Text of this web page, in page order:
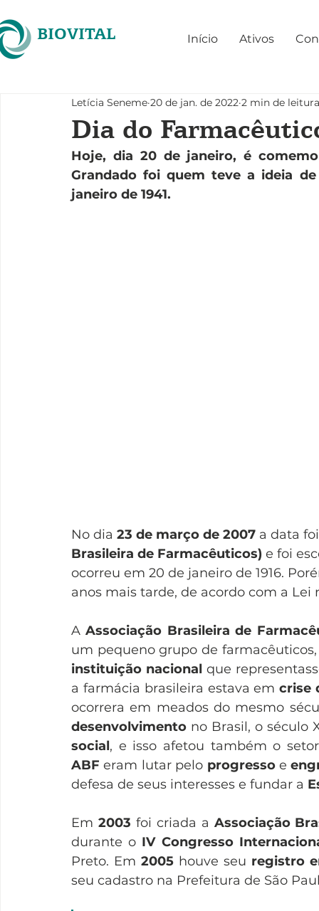
BIOVITAL Início Ativos
Dia do
Letícia Seneme 20 de jan. de 2022 2 min de leitura
Hoje, dia 20 de janeiro, é
Grandado foi quem teve a ideia
janeiro de 1941.
No dia 23 de março de 2007 a data
Brasileira de Farmacêuticos) e foi
ocorreu em 20 de janeiro de 1916.
anos mais tarde, de acordo com a Lei
A Associação Brasileira de
instituição nacional que
a farmácia brasileira estava em crise
ocorrera em meados do mesmo
desenvolvimento no Brasil, o século
social, e isso afetou também o
ABF eram lutar pelo progresso e
defesa de seus interesses e fundar a
Em 2003 foi criada a Associação
durante o IV Congresso
Preto. Em 2005 houve seu registro
seu cadastro na Prefeitura de São